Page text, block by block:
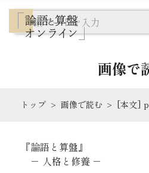
テキスト
画像で
トップ 画像で読む [本文]
『論語と算盤』
－ 人格と修養 －